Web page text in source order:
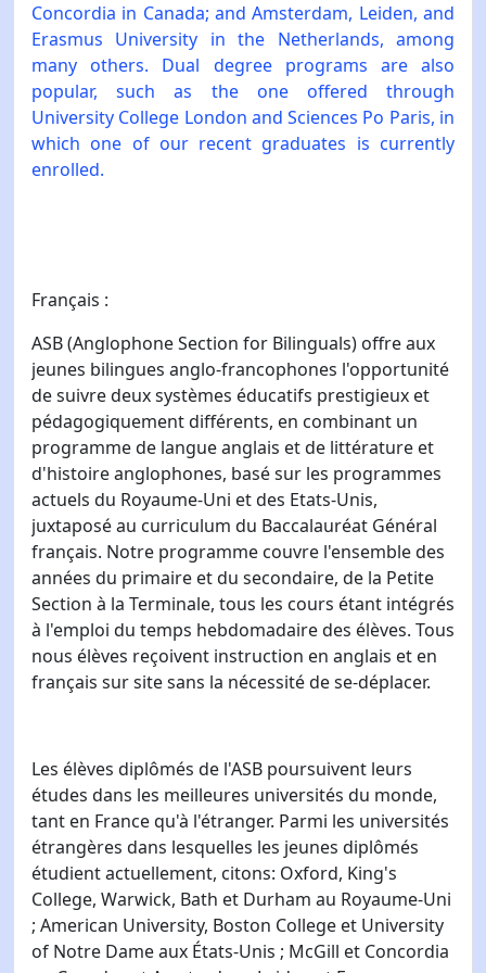
Concordia in Canada; and Amsterdam, Leiden, and
Erasmus University in the Netherlands, among
many others. Dual degree programs are also
popular, such as the one offered through
University College London and Sciences Po Paris, in
which one of our recent graduates is currently
enrolled.
Français :
ASB (Anglophone Section for Bilinguals) offre aux
jeunes bilingues anglo-francophones l'opportunité
de suivre deux systèmes éducatifs prestigieux et
pédagogiquement différents, en combinant un
programme de langue anglais et de littérature et
d'histoire anglophones, basé sur les programmes
actuels du Royaume-Uni et des Etats-Unis,
juxtaposé au curriculum du Baccalauréat Général
français. Notre programme couvre l'ensemble des
années du primaire et du secondaire, de la Petite
Section à la Terminale, tous les cours étant intégrés
à l'emploi du temps hebdomadaire des élèves. Tous
nous élèves reçoivent instruction en anglais et en
français sur site sans la nécessité de se-déplacer.
Les élèves diplômés de l'ASB poursuivent leurs
études dans les meilleures universités du monde,
tant en France qu'à l'étranger. Parmi les universités
étrangères dans lesquelles les jeunes diplômés
étudient actuellement, citons: Oxford, King's
College, Warwick, Bath et Durham au Royaume-Uni
; American University, Boston College et University
of Notre Dame aux États-Unis ; McGill et Concordia